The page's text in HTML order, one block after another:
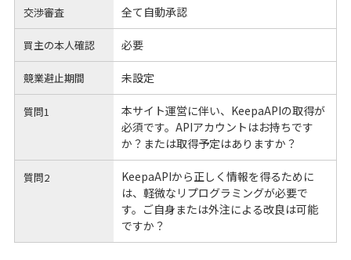
交渉審査 全て自動承認
買主の本人確認 必要
競業避止期間 未設定
質問1
本サイト運営に伴い、KeepaAPIの取得が
必須です。APIアカウントはお持ちです
か？または取得予定はありますか？
質問2
KeepaAPIから正しく情報を得るために
は、軽微なリプログラミングが必要で
す。ご自身または外注による改良は可能
ですか？